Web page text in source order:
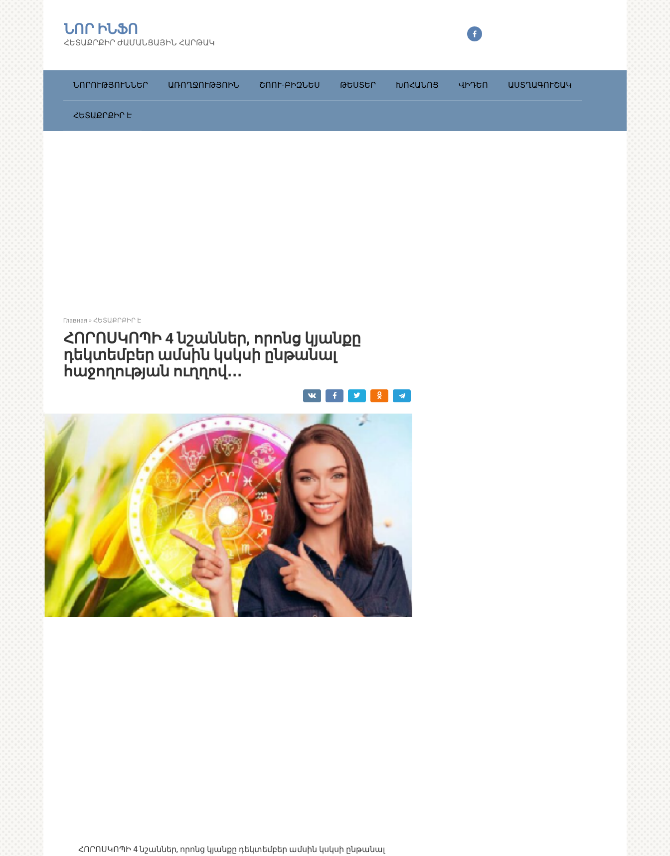
ՆՈՐ ԻՆՖՈ
ՀԵՏԱՔՐՔԻՐ ԺԱՄԱՆՑԱՅԻՆ ՀԱՐԹԱԿ
ՆՈՐՈՒԹՅՈՒՆՆԵՐ ԱՌՈՂՋՈՒԹՅՈԻՆ ՇՈՈՒ-ԲԻԶՆԵՍ ԹԵՍՏԵՐ ԽՈՀԱՆՈՑ ՎԻԴԵՈ ԱՍՏՂԱԳՈՒՇԱԿ
ՀԵՏԱՔՐՔԻՐ Է
Главная » ՀԵՏԱՔՐՔԻՐ Է
ՀՈՐՈՍԿՈՊԻ 4 նշաններ, որոնց կյանքը
դեկտեմբեր ամսին կսկսի ընթանալ
հաջողության ուղղով․․․
ՀՈՐՈՍԿՈՊԻ 4 նշաններ, որոնց կյանքը դեկտեմբեր ամսին կսկսի ընթանալ